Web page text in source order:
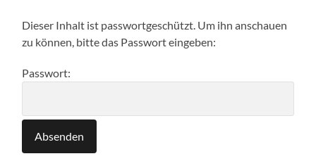
Dieser Inhalt ist passwortgeschützt. Um ihn anschauen
zu können, bitte das Passwort eingeben:
Passwort: